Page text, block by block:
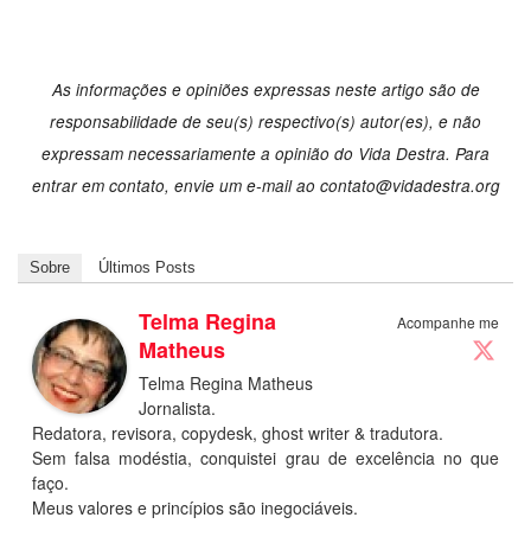
As informações e opiniões expressas neste artigo são de
responsabilidade de seu(s) respectivo(s) autor(es), e não
expressam necessariamente a opinião do Vida Destra. Para
entrar em contato, envie um e-mail ao contato@vidadestra.org
Sobre Últimos Posts
Acompanhe me
Telma Regina
Matheus
Telma Regina Matheus
Jornalista.
Redatora, revisora, copydesk, ghost writer & tradutora.
Sem falsa modéstia, conquistei grau de excelência no que
faço.
Meus valores e princípios são inegociáveis.